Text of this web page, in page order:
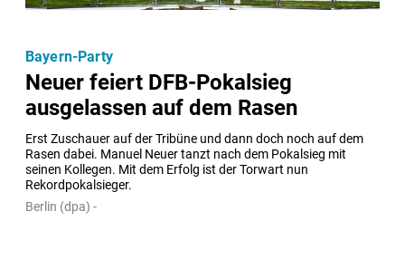
Neuer feiert DFB-Pokalsieg
ausgelassen auf dem Rasen
Erst Zuschauer auf der Tribüne und dann doch noch auf dem
Rasen dabei. Manuel Neuer tanzt nach dem Pokalsieg mit
seinen Kollegen. Mit dem Erfolg ist der Torwart nun
Rekordpokalsieger.
Bayern-Party
Berlin (dpa) -